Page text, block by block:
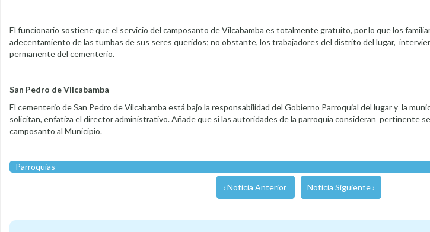
El funcionario sostiene que el servicio del camposanto de Vilcabamba es totalmente gratuito, por lo que los
adecentamiento de las tumbas de sus seres queridos; no obstante, los trabajadores del distrito del lugar,
permanente del cementerio.
San Pedro de Vilcabamba
El cementerio de San Pedro de Vilcabamba está bajo la responsabilidad del Gobierno Parroquial del lugar y la
solicitan, enfatiza el director administrativo. Añade que si las autoridades de la parroquia consideran pertinente
camposanto al Municipio.
Parroquias
‹ Noticia Anterior Noticia Siguiente ›